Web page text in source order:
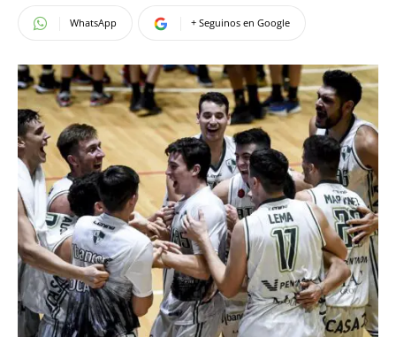
WhatsApp + Seguinos en Google